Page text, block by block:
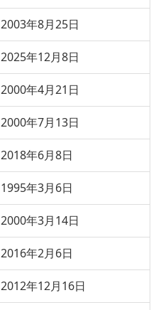
2003年8月25日
2025年12月8日
2000年4月21日
2000年7月13日
2018年6月8日
1995年3月6日
2000年3月14日
2016年2月6日
2012年12月16日